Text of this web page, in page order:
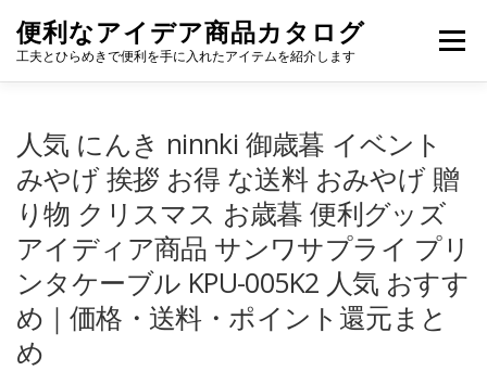
便利なアイデア商品カタログ
工夫とひらめきで便利を手に入れたアイテムを紹介します
メニュー
人気 にんき ninnki 御歳暮 イベント
みやげ 挨拶 お得 な送料 おみやげ 贈
り物 クリスマス お歳暮 便利グッズ
アイディア商品 サンワサプライ プリ
ンタケーブル KPU-005K2 人気 おすす
め｜価格・送料・ポイント還元まと
め